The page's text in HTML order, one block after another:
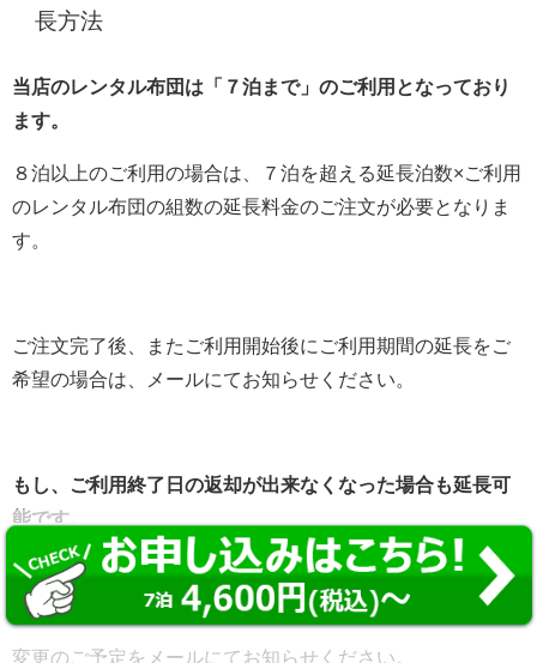
長方法
当店のレンタル布団は「７泊まで」のご利用となっており
ます。
８泊以上のご利用の場合は、７泊を超える延長泊数×ご利用
のレンタル布団の組数の延長料金のご注文が必要となりま
す。
ご注文完了後、またご利用開始後にご利用期間の延長をご
希望の場合は、メールにてお知らせください。
もし、ご利用終了日の返却が出来なくなった場合も延長可
能です。
７泊を超える延長泊数×ご利用されているレンタル布団の組
数分の延長料金のご注文が必要になります。
変更のご予定をメールにてお知らせください。